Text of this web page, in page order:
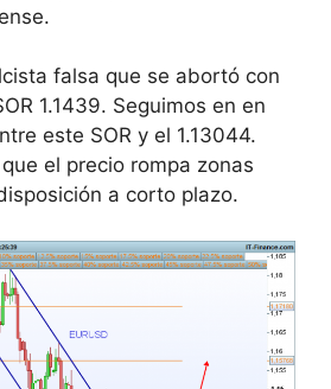
falsa que se abortó con
1.1439. Seguimos en en
este SOR y el 1.13044.
el precio rompa zonas
a corto plazo.